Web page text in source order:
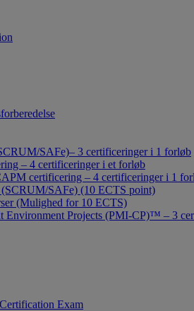
SAFe)– 3 certificeringer i 1 forløb
– 4 certificeringer i et forløb
certificering – 4 certificeringer i 1
SAFe) (10 ECTS point)
(Mulighed for 10 ECTS)
Environment Projects (PMI-CP)™ – 3
Exam